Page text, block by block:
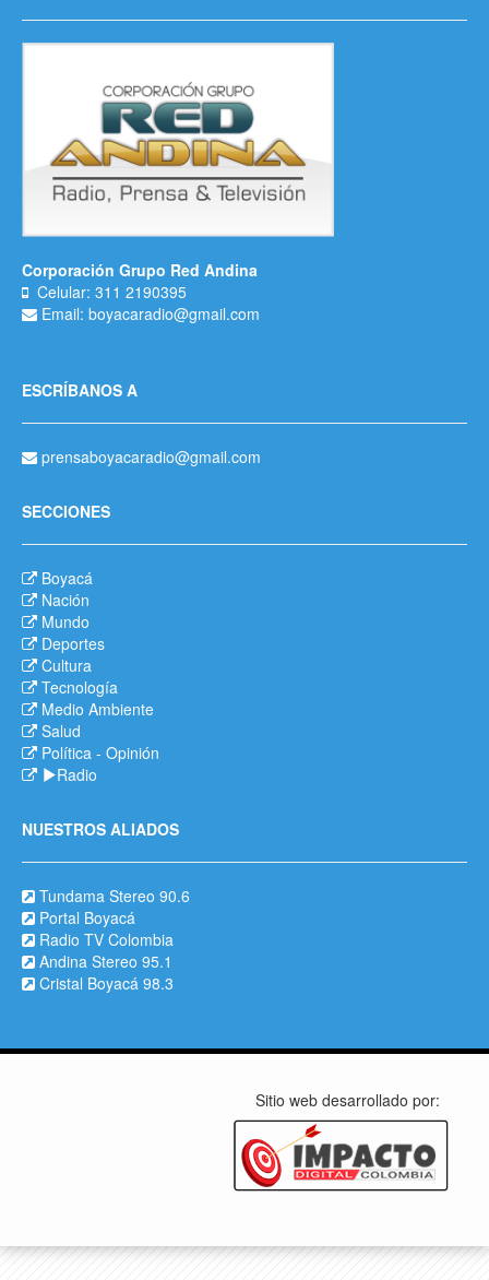
Corporación Grupo Red Andina
Celular: 311 2190395
Email: boyacaradio@gmail.com
ESCRÍBANOS A
prensaboyacaradio@gmail.com
SECCIONES
Boyacá
Nación
Mundo
Deportes
Cultura
Tecnología
Medio Ambiente
Salud
Política - Opinión
Radio
NUESTROS ALIADOS
Tundama Stereo 90.6
Portal Boyacá
Radio TV Colombia
Andina Stereo 95.1
Cristal Boyacá 98.3
Sitio web desarrollado por: